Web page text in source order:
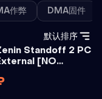
作弊 DMA固件
默认排序
Standoff 2 PC
[NO